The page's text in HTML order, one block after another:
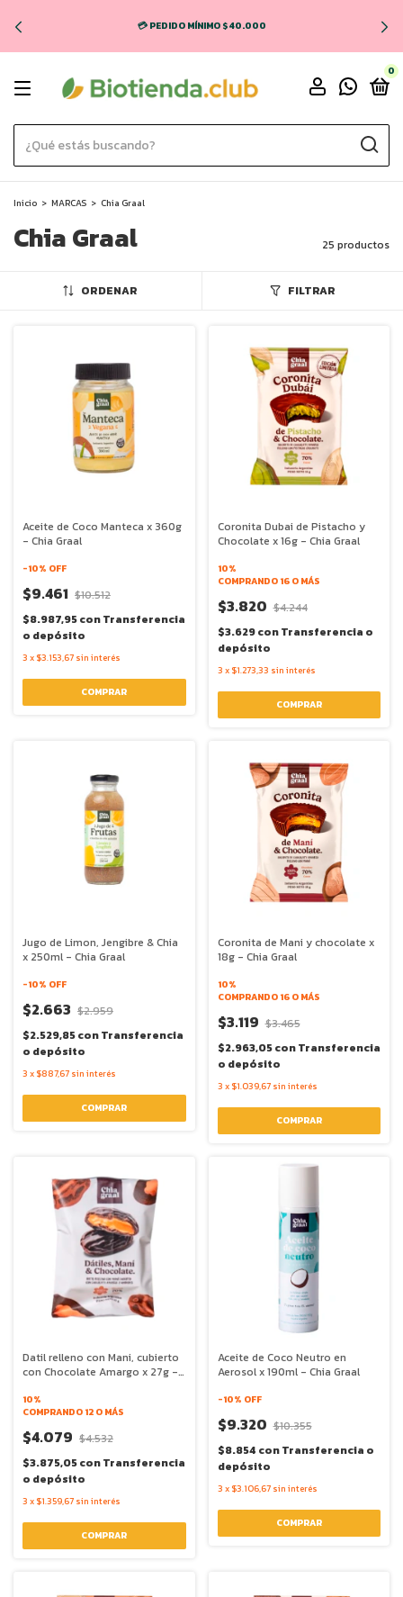
🚚 ENVÍO GRATIS EN CABA Y GBA (COMPRAS + $70.000) 💸
0
Inicio > MARCAS > Chia Graal
Chia Graal 25 productos
ORDENAR FILTRAR
Aceite de Coco Manteca x 360g
- Chia Graal
-10% OFF
$9.461 $10.512
$8.987,95conTransferencia
o depósito
3 x $3.153,67 sin interés
Coronita Dubai de Pistacho y
Chocolate x 16g - Chia Graal
10%
COMPRANDO 16 O MÁS
$3.820 $4.244
$3.629conTransferencia o
depósito
3 x $1.273,33 sin interés
Jugo de Limon, Jengibre & Chia
x 250ml - Chia Graal
-10% OFF
$2.663 $2.959
$2.529,85conTransferencia
o depósito
3 x $887,67 sin interés
Coronita de Mani y chocolate x
18g - Chia Graal
10%
COMPRANDO 16 O MÁS
$3.119 $3.465
$2.963,05conTransferencia
o depósito
3 x $1.039,67 sin interés
Datil relleno con Mani, cubierto
con Chocolate Amargo x 27g -
10%
COMPRANDO 12 O MÁS
$4.079 $4.532
$3.875,05conTransferencia
o depósito
3 x $1.359,67 sin interés
Aceite de Coco Neutro en
Aerosol x 190ml - Chia Graal
-10% OFF
$9.320 $10.355
$8.854 conTransferencia o
depósito
3 x $3.106,67 sin interés